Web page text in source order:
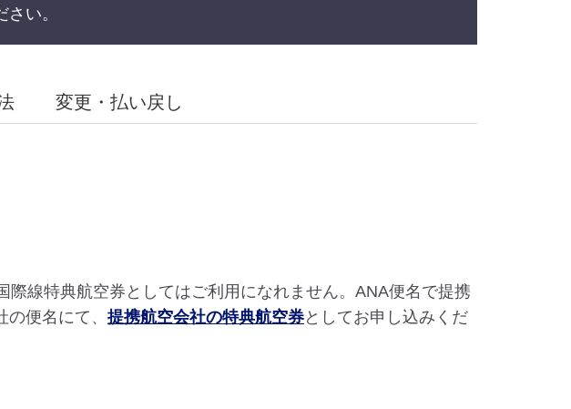
さい。
変更・払い戻し
線特典航空券としてはご利用になれません。ANA便名で提携
便名にて、 提携航空会社の特典航空券としてお申し込みくだ